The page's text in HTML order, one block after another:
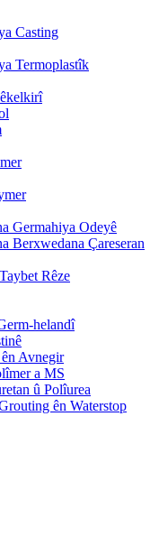
Casting
Termoplastîk
Germahiya Odeyê
Berxwedana Çareseran
Rêze
helandî
Avnegir
a MS
û Polîurea
ên Waterstop